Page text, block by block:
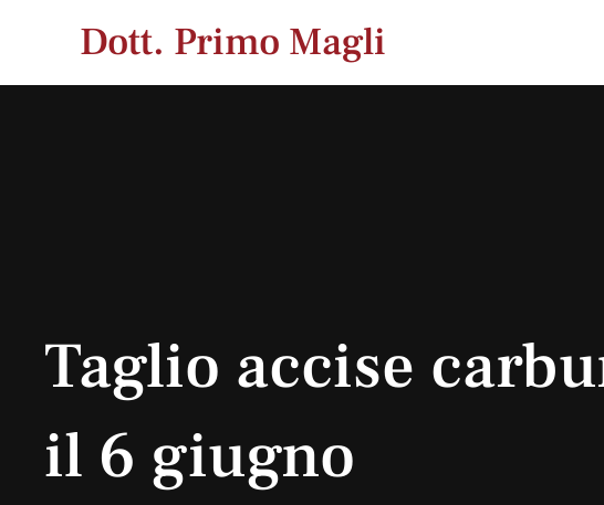
contenuto
Dott. Primo Magli
Taglio accise
il 6 giugno